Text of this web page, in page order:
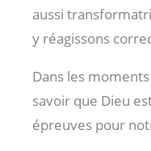
aussi
y réagissons
Dans les
savoir que Dieu
épreuves pour